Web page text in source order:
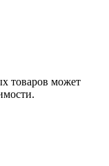
товаров может